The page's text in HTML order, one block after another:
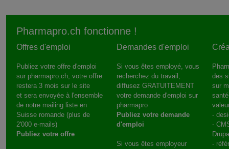
Pharmapro.ch fonctionne !
Offres d'emploi
Publiez votre offre d'emploi
sur pharmapro.ch, votre offre
restera 3 mois sur le site
et sera envoyée à l'ensemble
de notre mailing liste en
Suisse romande (plus de
2'000 e-mails)
Publiez votre offre
Demandes d'emploi
Si vous êtes employé, vous
recherchez du travail,
diffusez GRATUITEMENT
votre demande d'emploi sur
pharmapro
Publiez votre demande
d'emploi
Si vous êtes employeur
des
sur
-
-
-